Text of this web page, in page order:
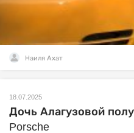
Наиля Ахат
18.07.2025
Дочь Алагузовой
Porsche